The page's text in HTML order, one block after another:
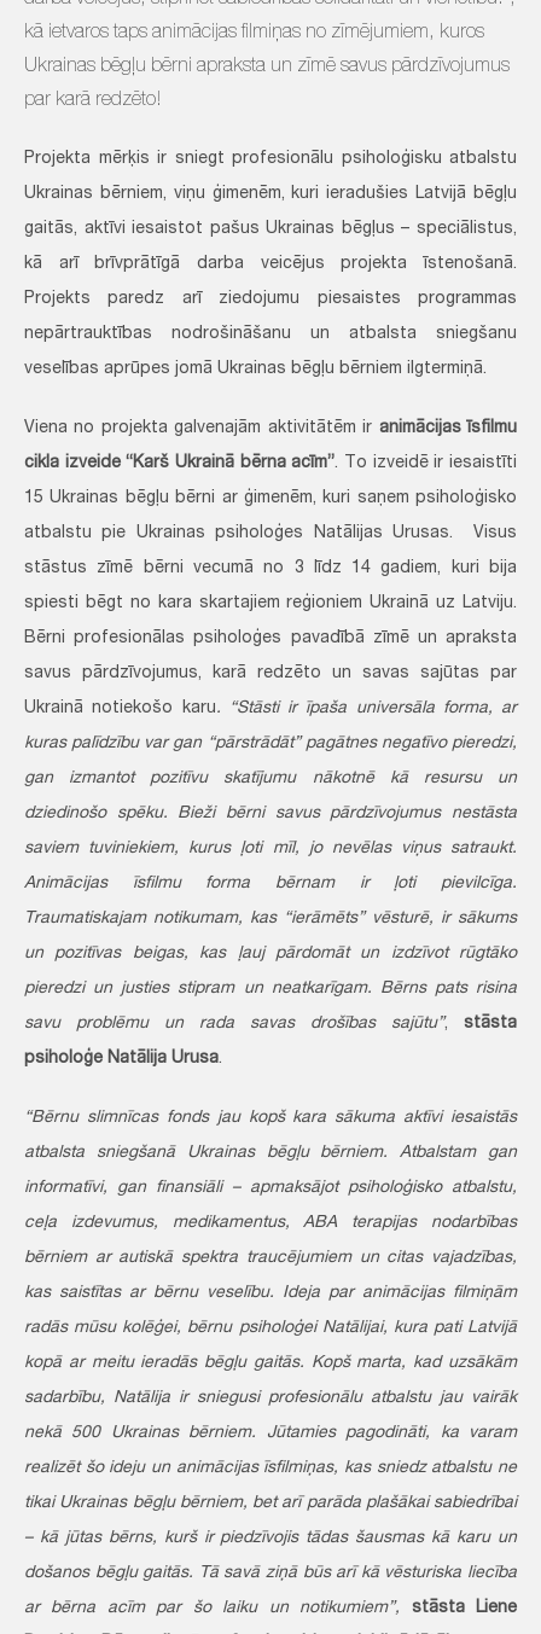
kā ietvaros taps animācijas filmiņas no zīmējumiem, kuros
Ukrainas bēgļu bērni apraksta un zīmē savus pārdzīvojumus
par karā redzēto!
Projekta mērķis ir sniegt profesionālu psiholoģisku atbalstu
Ukrainas bērniem, viņu ģimenēm, kuri ieradušies Latvijā bēgļu
gaitās, aktīvi iesaistot pašus Ukrainas bēgļus – speciālistus,
kā arī brīvprātīgā darba veicējus projekta īstenošanā.
Projekts paredz arī ziedojumu piesaistes programmas
nepārtrauktības nodrošināšanu un atbalsta sniegšanu
veselības aprūpes jomā Ukrainas bēgļu bērniem ilgtermiņā.
Viena no projekta galvenajām aktivitātēm ir animācijas īsfilmu
cikla izveide “Karš Ukrainā bērna acīm”. To izveidē ir iesaistīti
15 Ukrainas bēgļu bērni ar ģimenēm, kuri saņem psiholoģisko
atbalstu pie Ukrainas psiholoģes Natālijas Urusas. Visus
stāstus zīmē bērni vecumā no 3 līdz 14 gadiem, kuri bija
spiesti bēgt no kara skartajiem reģioniem Ukrainā uz Latviju.
Bērni profesionālas psiholoģes pavadībā zīmē un apraksta
savus pārdzīvojumus, karā redzēto un savas sajūtas par
Ukrainā notiekošo karu. “Stāsti ir īpaša universāla forma, ar
kuras palīdzību var gan “pārstrādāt” pagātnes negatīvo pieredzi,
gan izmantot pozitīvu skatījumu nākotnē kā resursu un
dziedinošo spēku. Bieži bērni savus pārdzīvojumus nestāsta
saviem tuviniekiem, kurus ļoti mīl, jo nevēlas viņus satraukt.
Animācijas īsfilmu forma bērnam ir ļoti pievilcīga.
Traumatiskajam notikumam, kas “ierāmēts” vēsturē, ir sākums
un pozitīvas beigas, kas ļauj pārdomāt un izdzīvot rūgtāko
pieredzi un justies stipram un neatkarīgam. Bērns pats risina
savu problēmu un rada savas drošības sajūtu”, stāsta
psiholoģe Natālija Urusa.
“Bērnu slimnīcas fonds jau kopš kara sākuma aktīvi iesaistās
atbalsta sniegšanā Ukrainas bēgļu bērniem. Atbalstam gan
informatīvi, gan finansiāli – apmaksājot psiholoģisko atbalstu,
ceļa izdevumus, medikamentus, ABA terapijas nodarbības
bērniem ar autiskā spektra traucējumiem un citas vajadzības,
kas saistītas ar bērnu veselību. Ideja par animācijas filmiņām
radās mūsu kolēģei, bērnu psiholoģei Natālijai, kura pati Latvijā
kopā ar meitu ieradās bēgļu gaitās. Kopš marta, kad uzsākām
sadarbību, Natālija ir sniegusi profesionālu atbalstu jau vairāk
nekā 500 Ukrainas bērniem. Jūtamies pagodināti, ka varam
realizēt šo ideju un animācijas īsfilmiņas, kas sniedz atbalstu ne
tikai Ukrainas bēgļu bērniem, bet arī parāda plašākai sabiedrībai
– kā jūtas bērns, kurš ir piedzīvojis tādas šausmas kā karu un
došanos bēgļu gaitās. Tā savā ziņā būs arī kā vēsturiska liecība
ar bērna acīm par šo laiku un notikumiem”, stāsta Liene